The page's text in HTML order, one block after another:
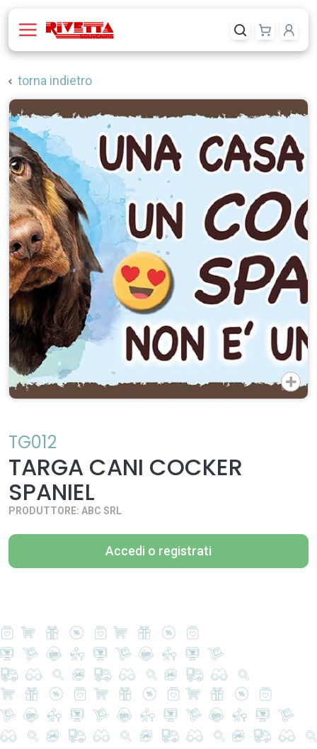
torna indietro
TG012
TARGA CANI COCKER
SPANIEL
PRODUTTORE: ABC SRL
Accedi o registrati